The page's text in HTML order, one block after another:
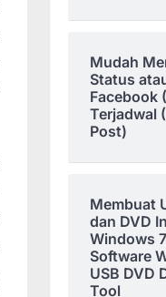
Mudah
Status
Facebook
Terjadwal
Post)
Membuat
dan DVD
Windows
Software
USB DVD
Tool